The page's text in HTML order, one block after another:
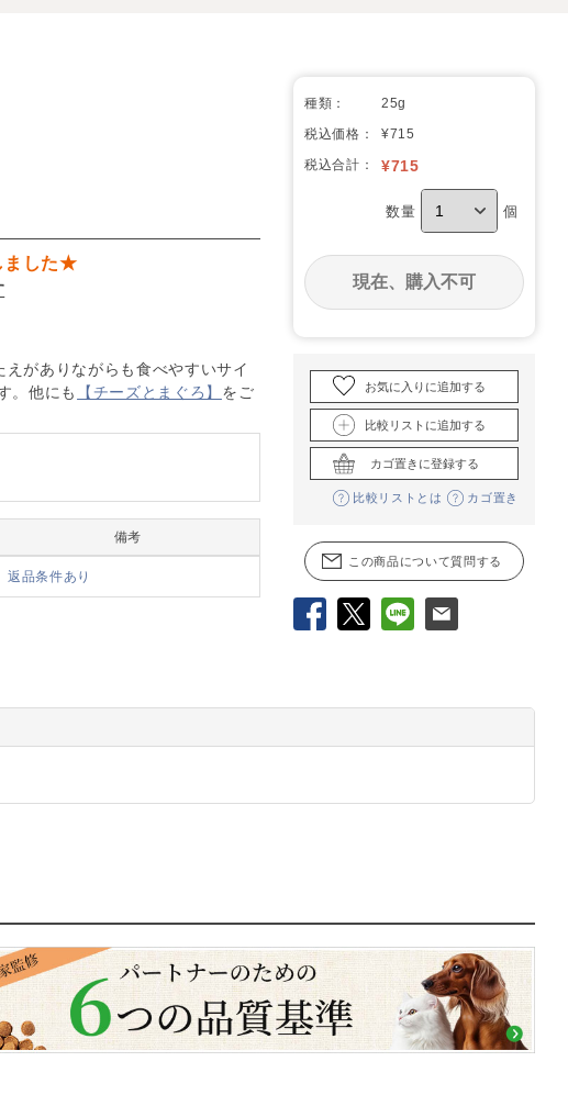
ました★
がありながらも食べやすいサイ
。他にも
【チーズとまぐろ】 をご
備考
返品条件あり
種類：
25g
税込価格：
¥715
税込合計：
¥715
数量 個
現在、購入不可
お気に入りに追加する
比較リストに追加する
カゴ置きに登録する
比較リストとは カゴ置き
この商品について質問する
Facebook LINE